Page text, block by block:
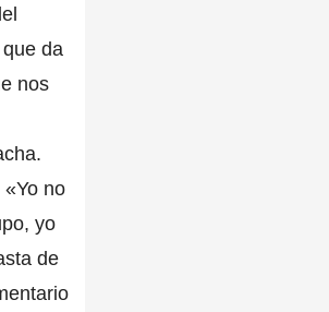
da
nos
no
yo
de